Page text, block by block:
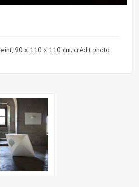
90 x 110 x 110 cm. crédit photo